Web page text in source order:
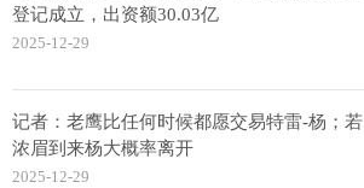
登记成立，出资额30.03亿
2025-12-29
记者：老鹰比任何时候都愿交易特雷-杨；若
浓眉到来杨大概率离开
2025-12-29